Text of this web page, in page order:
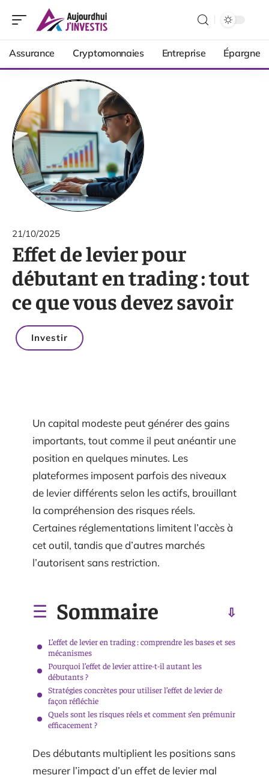
Assurance Cryptomonnaies Entreprise Épargne
21/10/2025
Effet de levier pour
débutant en trading : tout
ce que vous devez savoir
Investir
Un capital modeste peut générer des gains
importants, tout comme il peut anéantir une
position en quelques minutes. Les
plateformes imposent parfois des niveaux
de levier différents selon les actifs, brouillant
la compréhension des risques réels.
Certaines réglementations limitent l’accès à
cet outil, tandis que d’autres marchés
l’autorisent sans restriction.
Sommaire
L’effet de levier en trading : comprendre les bases et ses
mécanismes
Pourquoi l’effet de levier attire-t-il autant les
débutants ?
Stratégies concrètes pour utiliser l’effet de levier de
façon réfléchie
Quels sont les risques réels et comment s’en prémunir
efficacement ?
Des débutants multiplient les positions sans
mesurer l’impact d’un effet de levier mal